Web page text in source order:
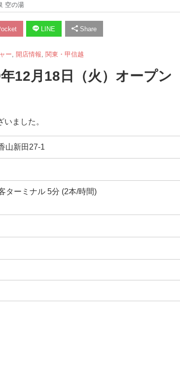
空の湯
LINE Share
ー 開店情報 関東・甲信越
12月18日（火）オープン
ました。
山新田27-1
ターミナル 5分 (2本/時間)